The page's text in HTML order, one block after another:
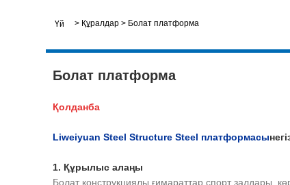
Үй > Құралдар > Болат платформа
Болат платформа
Қолданба
Liweiyuan Steel Structure Steel платформасы
1. Құрылыс алаңы
Болат конструкциялы ғимараттар спорт залдары,